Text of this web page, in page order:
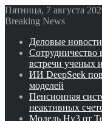
Пятница, 7 августа
Breaking News
Деловые
Сотрудничество
встречи ученых
ИИ DeepSeek
моделей
Пенсионная
неактивных
Модель Hy3 от